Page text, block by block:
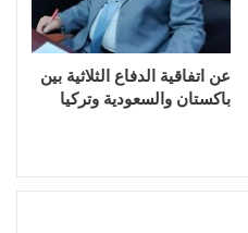
عن اتفاقية الدفاع الثلاثية بين
باكستان والسعودية وتركيا